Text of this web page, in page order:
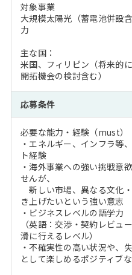
対象事業
大規模太陽光（蓄電池併設
力
主な国：
米国、フィリピン（将来的
開拓機会の検討含む）
応募条件
必要な能力・経験（must）
・エネルギー、インフラ等
ト経験
・海外事業への強い挑戦意
せんが、
新しい市場、異なる文化
き上げたいという強い意志
・ビジネスレベルの語学力
（英語：交渉・契約レビュ
滑に行えるレベル）
・不確実性の高い状況や、
として楽しめるポジティブ